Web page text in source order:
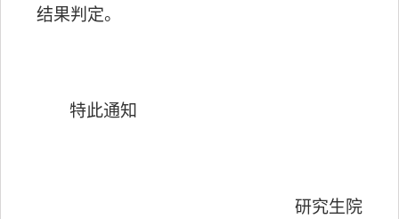
结果判定。
特此通知
研究生院